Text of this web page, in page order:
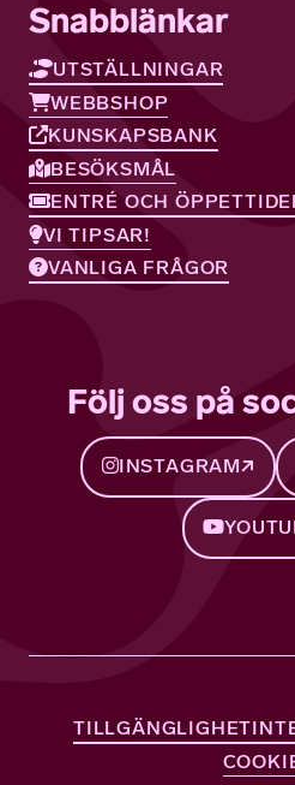
Snabblänkar
UTSTÄLLNINGAR
WEBBSHOP
KUNSKAPSBANK
BESÖKSMÅL
ENTRÉ OCH
VI TIPSAR!
VANLIGA FRÅGOR
Följ oss på
INSTAGRAM
TILLGÄNGLIGHET